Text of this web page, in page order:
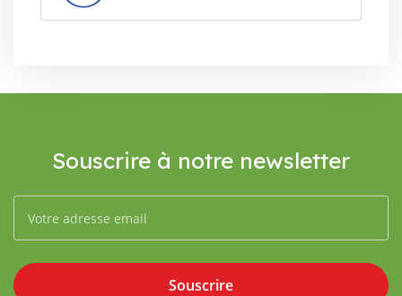
Souscrire à notre newsletter
Souscrire